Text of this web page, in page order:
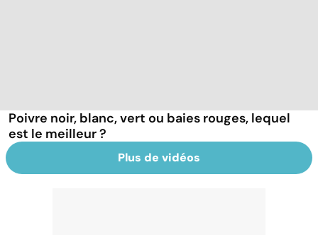
Poivre noir, blanc, vert ou baies rouges, lequel
est le meilleur ?
Plus de vidéos